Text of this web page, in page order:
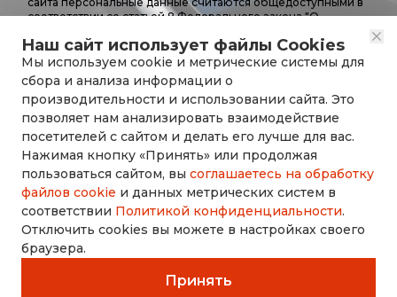
Наш сайт использует файлы Cookies
Мы используем cookie и метрические системы для
сбора и анализа информации о
производительности и использовании сайта. Это
позволяет нам анализировать взаимодействие
посетителей с сайтом и делать его лучше для вас.
Нажимая кнопку «Принять» или продолжая
пользоваться сайтом, вы соглашаетесь на обработку
файлов cookie и данных метрических систем в
соответствии Политикой конфиденциальности.
Отключить cookies вы можете в настройках своего
браузера.
Принять
соответствии со статьей 8 Федерального закона "О
Отправить заявку
rusdorznak@mail.ru
+7 (8452) 53-70-71